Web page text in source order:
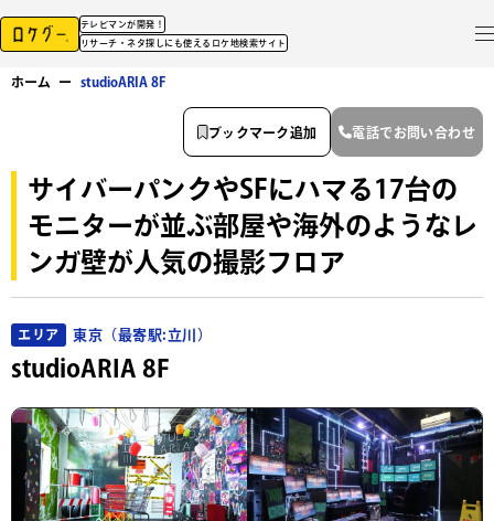
テレビマンが開発！
リサーチ・ネタ探しにも使えるロケ地検索サイト
ホーム ー studioARIA 8F
サイバーパンクやSFにハマる17台の
モニターが並ぶ部屋や海外のようなレ
ンガ壁が人気の撮影フロア
エリア 東京（最寄駅:立川）
studioARIA 8F
ブックマーク追加 電話でお問い合わせ